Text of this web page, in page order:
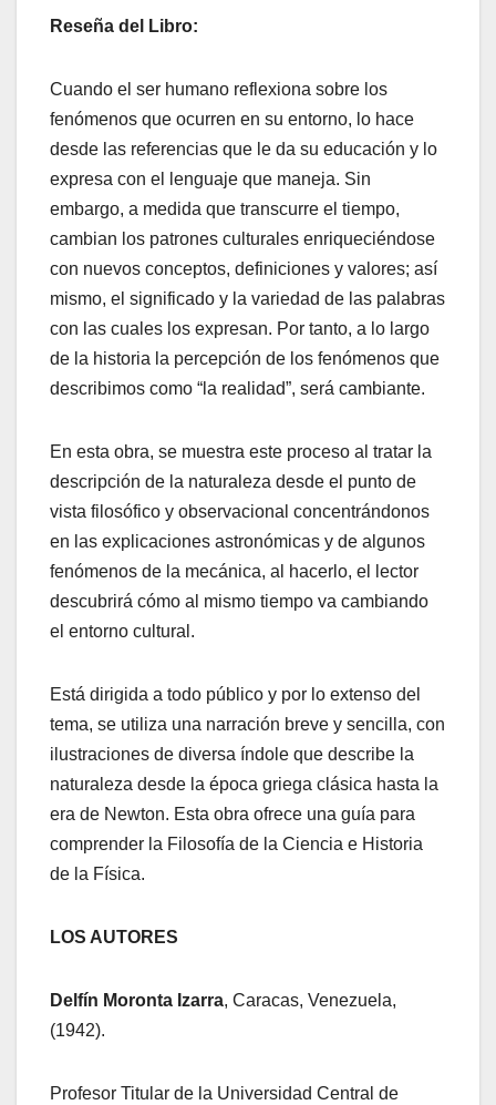
Reseña del Libro:
Cuando el ser humano reflexiona sobre los
fenómenos que ocurren en su entorno, lo hace
desde las referencias que le da su educación y lo
expresa con el lenguaje que maneja. Sin
embargo, a medida que transcurre el tiempo,
cambian los patrones culturales enriqueciéndose
con nuevos conceptos, definiciones y valores; así
mismo, el significado y la variedad de las palabras
con las cuales los expresan. Por tanto, a lo largo
de la historia la percepción de los fenómenos que
describimos como “la realidad”, será cambiante.
En esta obra, se muestra este proceso al tratar la
descripción de la naturaleza desde el punto de
vista filosófico y observacional concentrándonos
en las explicaciones astronómicas y de algunos
fenómenos de la mecánica, al hacerlo, el lector
descubrirá cómo al mismo tiempo va cambiando
el entorno cultural.
Está dirigida a todo público y por lo extenso del
tema, se utiliza una narración breve y sencilla, con
ilustraciones de diversa índole que describe la
naturaleza desde la época griega clásica hasta la
era de Newton. Esta obra ofrece una guía para
comprender la Filosofía de la Ciencia e Historia
de la Física.
LOS AUTORES
Delfín Moronta Izarra, Caracas, Venezuela,
(1942).
Profesor Titular de la Universidad Central de